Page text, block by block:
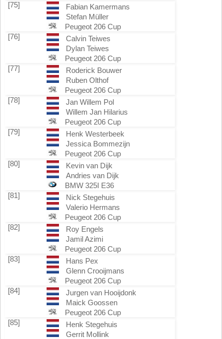
[75]
Fabian Kamermans
Stefan Müller
Peugeot 206 Cup
[76]
Calvin Teiwes
Dylan Teiwes
Peugeot 206 Cup
[77]
Roderick Bouwer
Ruben Olthof
Peugeot 206 Cup
[78]
Jan Willem Pol
Willem Jan Hilarius
Peugeot 206 Cup
[79]
Henk Westerbeek
Jessica Bommezijn
Peugeot 206 Cup
[80]
Kevin van Dijk
Andries van Dijk
BMW 325I E36
[81]
Nick Stegehuis
Valerio Hermans
Peugeot 206 Cup
[82]
Roy Engels
Jamil Azimi
Peugeot 206 Cup
[83]
Hans Pex
Glenn Crooijmans
Peugeot 206 Cup
[84]
Jurgen van Hooijdonk
Maick Goossen
Peugeot 206 Cup
[85]
Henk Stegehuis
Gerrit Mollink